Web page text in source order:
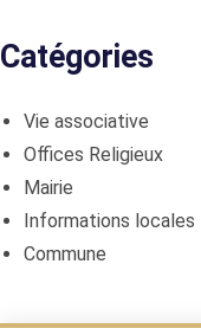
Catégories
Vie associative
Offices Religieux
Mairie
Informations locales
Commune